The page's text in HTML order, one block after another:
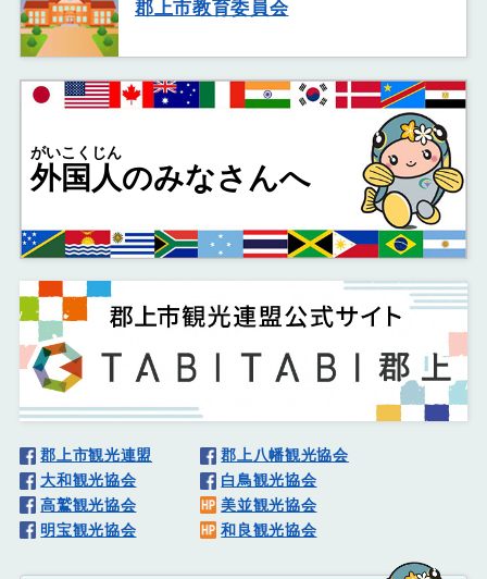
郡上市教育委員会
外国人
がいこくじん
のみなさんへ
郡上市観光連盟
郡上八幡観光協会
大和観光協会
白鳥観光協会
高鷲観光協会
美並観光協会
明宝観光協会
和良観光協会